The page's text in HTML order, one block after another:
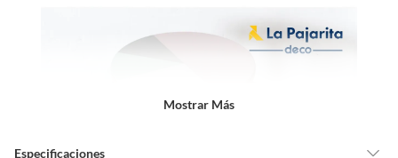
Mostrar Más
Especificaciones